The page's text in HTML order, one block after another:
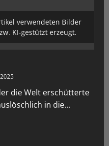
verwendeten Bilder
KI-gestützt erzeugt.
die Welt erschütterte
in die...